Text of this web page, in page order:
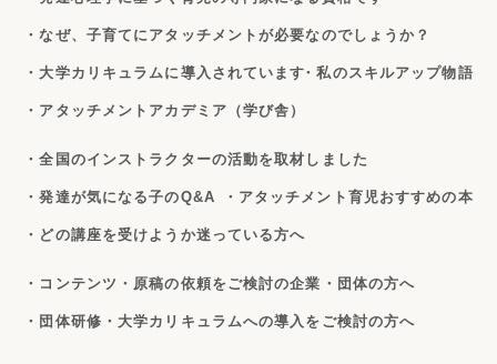
・なぜ、子育てにアタッチメントが必要なのでしょうか？
・大学カリキュラムに導入されています・私のスキルアップ物語
・アタッチメントアカデミア（学び舎）
・全国のインストラクターの活動を取材しました
・発達が気になる子のQ&A ・アタッチメント育児おすすめの本
・どの講座を受けようか迷っている方へ
・コンテンツ・原稿の依頼をご検討の企業・団体の方へ
・団体研修・大学カリキュラムへの導入をご検討の方へ